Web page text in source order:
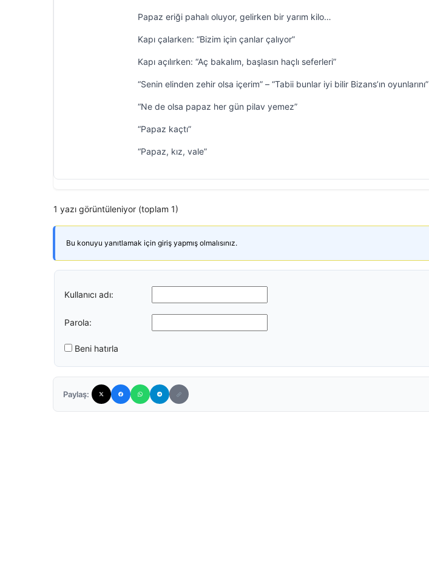
Papaz eriği pahalı oluyor, gelirken bir yarım kilo…
Kapı çalarken: “Bizim için çanlar çalıyor”
Kapı açılırken: “Aç bakalım, başlasın haçlı seferleri”
“Senin elinden zehir olsa içerim” – “Tabii bunlar iyi bilir Bizans’ın oyunlarını”
“Ne de olsa papaz her gün pilav yemez”
“Papaz kaçtı”
“Papaz, kız, vale”
1 yazı görüntüleniyor (toplam 1)
Bu konuyu yanıtlamak için giriş yapmış olmalısınız.
Kullanıcı adı:
Parola:
Beni hatırla
Paylaş: